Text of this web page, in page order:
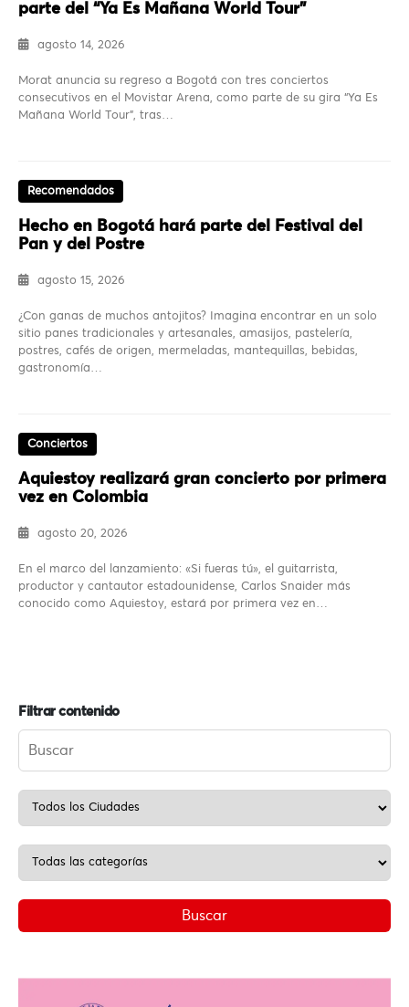
parte del “Ya Es Mañana World Tour”
agosto 14, 2026
Morat anuncia su regreso a Bogotá con tres conciertos
consecutivos en el Movistar Arena, como parte de su gira “Ya Es
Mañana World Tour”, tras…
Recomendados
Hecho en Bogotá hará parte del Festival del
Pan y del Postre
agosto 15, 2026
¿Con ganas de muchos antojitos? Imagina encontrar en un solo
sitio panes tradicionales y artesanales, amasijos, pastelería,
postres, cafés de origen, mermeladas, mantequillas, bebidas,
gastronomía…
Conciertos
Aquiestoy realizará gran concierto por primera
vez en Colombia
agosto 20, 2026
En el marco del lanzamiento: «Si fueras tú», el guitarrista,
productor y cantautor estadounidense, Carlos Snaider más
conocido como Aquiestoy, estará por primera vez en…
Filtrar contenido